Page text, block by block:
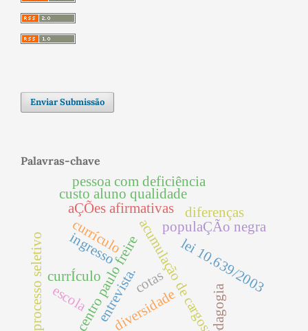
Enviar Submissão
Palavras-chave
acumulação de cargos;
centro paulo freire
currÍculo
aÇÕes afirmativas
populaÇÃo negra
lei 10.639/2003
entrevista.cotas
processo seletivo ingresso
custo aluno qualidade
diversidade
pessoa com deficiência
pedagogia
currículo
diferenças
escola